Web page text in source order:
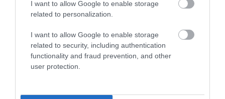
I want to allow Google to enable storage
related to personalization.
I want to allow Google to enable storage
related to security, including authentication
functionality and fraud prevention, and other
user protection.